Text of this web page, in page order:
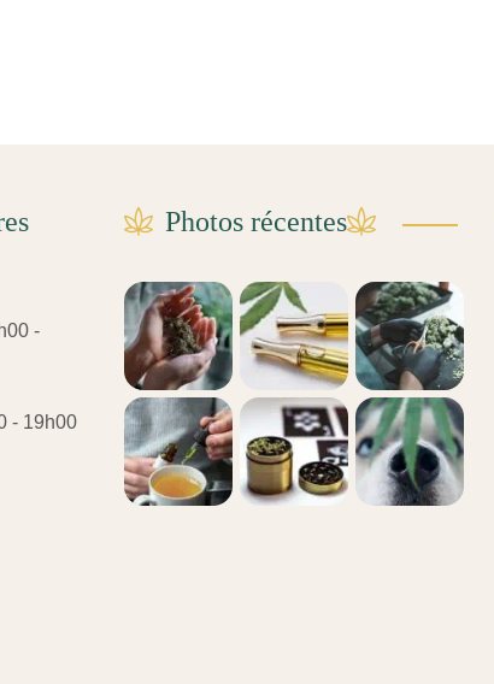
-
- 19h00
Photos récentes